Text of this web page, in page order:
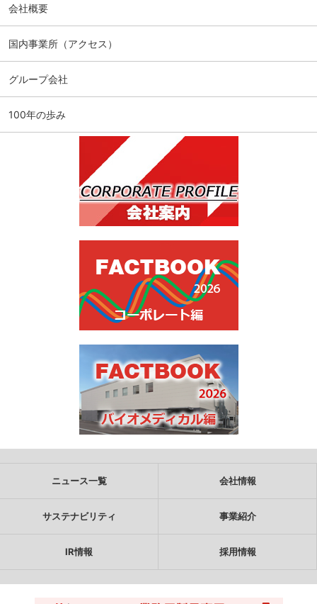
会社概要
国内事業所（アクセス）
グループ会社
100年の歩み
ニュース一覧 会社情報
サステナビリティ 事業紹介
IR情報 採用情報